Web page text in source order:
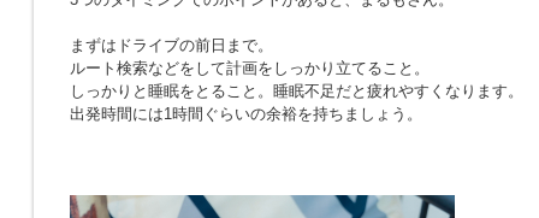
まずはドライブの前日まで。
ルート検索などをして計画をしっかり立てること。
しっかりと睡眠をとること。睡眠不足だと疲れやすくなります。
出発時間には1時間ぐらいの余裕を持ちましょう。